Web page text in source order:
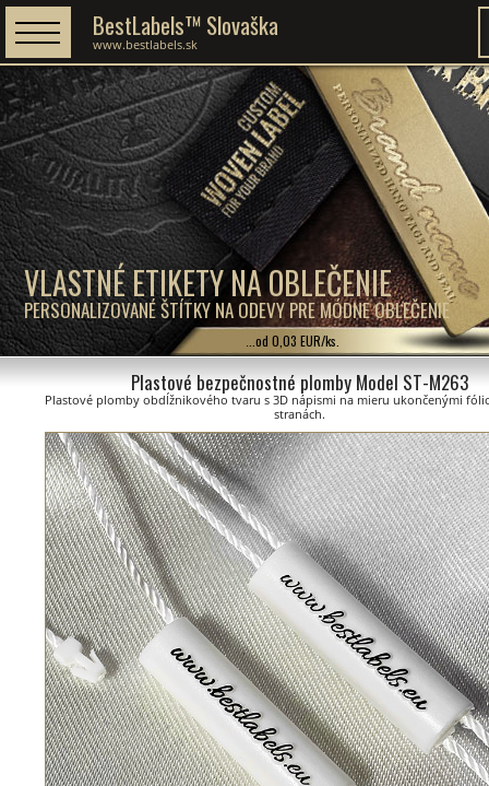
VLASTNÉ ETIKETY NA OBLEČENIE
PERSONALIZOVANÉ ŠTÍTKY NA ODEVY PRE MÓDNE OBLEČENIE
BestLabels™ Slovaška
www.bestlabels.sk
...od 0,03 EUR/ks.
Plastové bezpečnostné plomby Model ST-M263
Plastové plomby obdĺžnikového tvaru s 3D nápismi na mieru ukončenými
stranách.